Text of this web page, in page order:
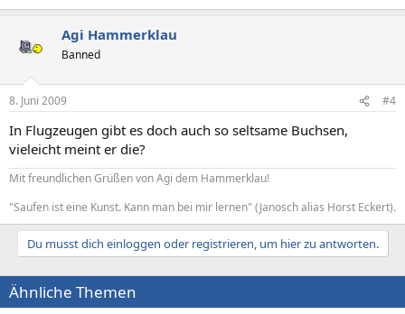
Agi Hammerklau
Banned
8. Juni 2009 #4
In Flugzeugen gibt es doch auch so seltsame Buchsen,
vieleicht meint er die?
Mit freundlichen Grüßen von Agi dem Hammerklau!
"Saufen ist eine Kunst. Kann man bei mir lernen" (Janosch alias Horst Eckert).
Du musst dich einloggen oder registrieren, um hier zu antworten.
Ähnliche Themen